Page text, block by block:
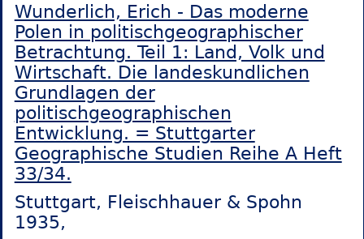
Wunderlich, Erich - Das moderne
Polen in politischgeographischer
Betrachtung. Teil 1: Land, Volk und
Wirtschaft. Die landeskundlichen
Grundlagen der
politischgeographischen
Entwicklung. = Stuttgarter
Geographische Studien Reihe A Heft
33/34.
Stuttgart, Fleischhauer & Spohn
1935,